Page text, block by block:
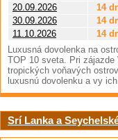
20.09.2026
14
30.09.2026
14
11.10.2026
14
Luxusná dovolenka na
TOP 10 sveta. Pri zájazde
tropických voňavých
luxusnú dovolenku a vy
Srí Lanka a